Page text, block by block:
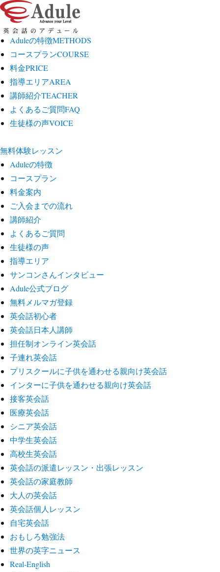
Aduleの特徴METHODS
コースプランCOURSE
料金PRICE
指導エリアAREA
講師紹介TEACHER
よくあるご質問FAQ
生徒様の声VOICE
無料体験レッスン
Aduleの特徴
コースプラン
料金案内
ご入会までの流れ
講師紹介
よくあるご質問
生徒様の声
指導エリア
サンコンさんインタビュー
Adule公式ブログ
無料メルマガ登録
英会話初心者
英会話日本人講師
担任制オンライン英会話
子連れ英会話
プリスクールに子供を通わせる親向け英会話
インターに子供を通わせる親向け英会話
接客英会話
医療英会話
シニア英会話
中学生英会話
高校生英会話
英会話の派遣レッスン・出張レッスン
英会話の家庭教師
大人の英会話
英会話個人レッスン
自宅英会話
おもしろ勉強法
世界の英字ニュース
Real-English